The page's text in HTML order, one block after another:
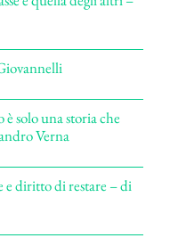
solo una storia che
Verna
e diritto di restare – di